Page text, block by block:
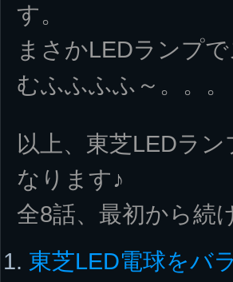
す。
まさかLEDランプ
むふふふふ～。。。
以上、東芝LEDラ
なります♪
全8話、最初から続
東芝LED電球をバ